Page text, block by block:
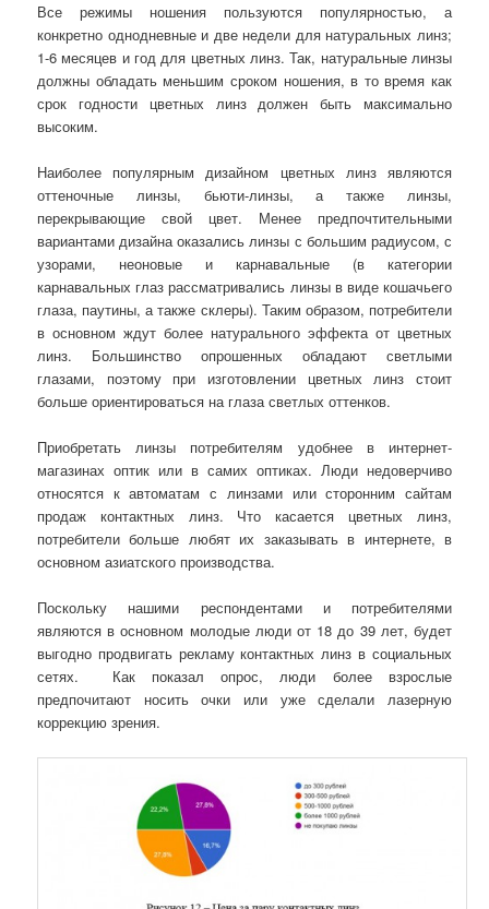
Все режимы ношения пользуются популярностью, а
конкретно однодневные и две недели для натуральных линз;
1-6 месяцев и год для цветных линз. Так, натуральные линзы
должны обладать меньшим сроком ношения, в то время как
срок годности цветных линз должен быть максимально
высоким.
Наиболее популярным дизайном цветных линз являются
оттеночные линзы, бьюти-линзы, а также линзы,
перекрывающие свой цвет. Менее предпочтительными
вариантами дизайна оказались линзы с большим радиусом, с
узорами, неоновые и карнавальные (в категории
карнавальных глаз рассматривались линзы в виде кошачьего
глаза, паутины, а также склеры). Таким образом, потребители
в основном ждут более натурального эффекта от цветных
линз. Большинство опрошенных обладают светлыми
глазами, поэтому при изготовлении цветных линз стоит
больше ориентироваться на глаза светлых оттенков.
Приобретать линзы потребителям удобнее в интернет-
магазинах оптик или в самих оптиках. Люди недоверчиво
относятся к автоматам с линзами или сторонним сайтам
продаж контактных линз. Что касается цветных линз,
потребители больше любят их заказывать в интернете, в
основном азиатского производства.
Поскольку нашими респондентами и потребителями
являются в основном молодые люди от 18 до 39 лет, будет
выгодно продвигать рекламу контактных линз в социальных
сетях. Как показал опрос, люди более взрослые
предпочитают носить очки или уже сделали лазерную
коррекцию зрения.